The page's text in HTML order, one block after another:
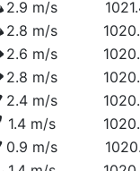
2.9 m/s
2.8 m/s
2.6 m/s
2.8 m/s
2.4 m/s
1.4 m/s
0.9 m/s